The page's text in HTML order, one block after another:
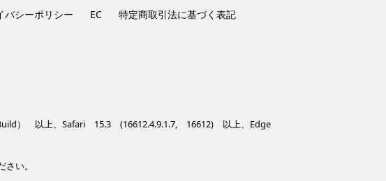
バシーポリシー EC
特定商取引法に基づく表記
） 以上、Safari 15.3 (16612.4.9.1.7, 16612) 以上、Edge
い。